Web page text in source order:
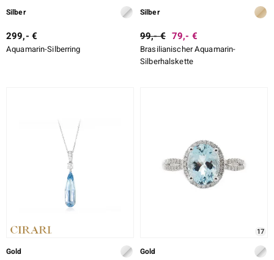
DE MELO
Silber
299,- €
Aquamarin-Silberring
Silber
99,- € 79,- €
Brasilianischer Aquamarin-
Silberhalskette
Gold
17
Gold